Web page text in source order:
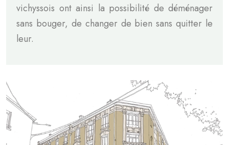
vichyssois ont ainsi la possibilité de déménager
sans bouger, de changer de bien sans quitter le
leur.